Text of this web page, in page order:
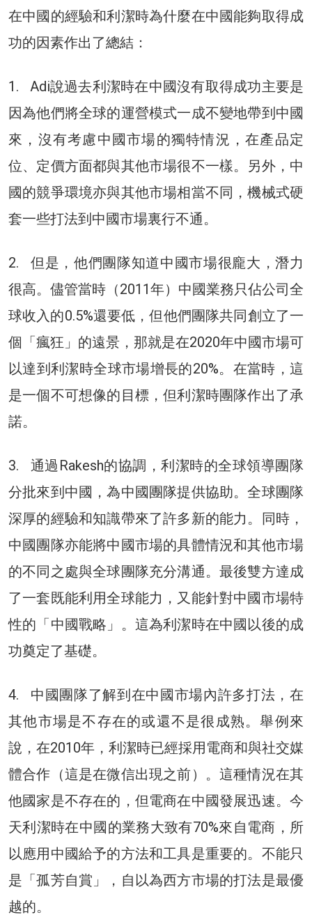
在中國的經驗和利潔時為什麼在中國能夠取得成
功的因素作出了總結：
1. Adi說過去利潔時在中國沒有取得成功主要是
因為他們將全球的運營模式一成不變地帶到中國
來，沒有考慮中國市場的獨特情況，在產品定
位、定價方面都與其他市場很不一樣。另外，中
國的競爭環境亦與其他市場相當不同，機械式硬
套一些打法到中國市場裏行不通。
2. 但是，他們團隊知道中國市場很龐大，潛力
很高。儘管當時（2011年）中國業務只佔公司全
球收入的0.5%還要低，但他們團隊共同創立了一
個「瘋狂」的遠景，那就是在2020年中國市場可
以達到利潔時全球市場增長的20%。在當時，這
是一個不可想像的目標，但利潔時團隊作出了承
諾。
3. 通過Rakesh的協調，利潔時的全球領導團隊
分批來到中國，為中國團隊提供協助。全球團隊
深厚的經驗和知識帶來了許多新的能力。同時，
中國團隊亦能將中國市場的具體情況和其他市場
的不同之處與全球團隊充分溝通。最後雙方達成
了一套既能利用全球能力，又能針對中國市場特
性的「中國戰略」。這為利潔時在中國以後的成
功奠定了基礎。
4. 中國團隊了解到在中國市場內許多打法，在
其他市場是不存在的或還不是很成熟。舉例來
說，在2010年，利潔時已經採用電商和與社交媒
體合作（這是在微信出現之前）。這種情況在其
他國家是不存在的，但電商在中國發展迅速。今
天利潔時在中國的業務大致有70%來自電商，所
以應用中國給予的方法和工具是重要的。不能只
是「孤芳自賞」，自以為西方市場的打法是最優
越的。